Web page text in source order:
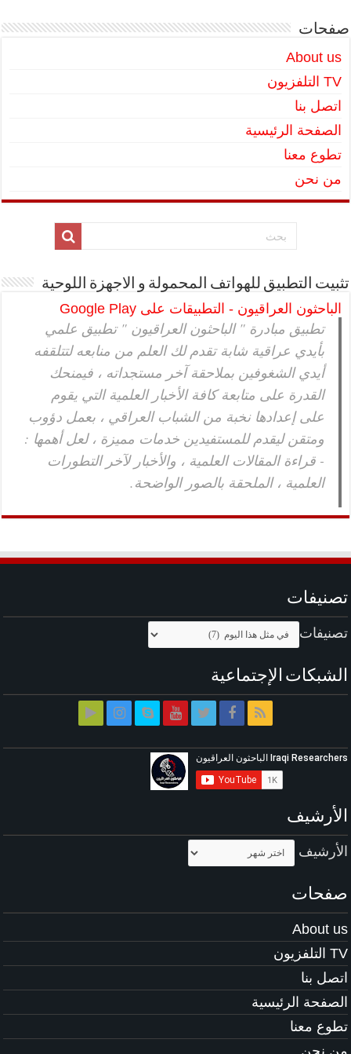
صفحات
About us
TV التلفزيون
اتصل بنا
الصفحة الرئيسية
تطوع معنا
من نحن
تثبيت التطبيق للهواتف المحمولة و الاجهزة اللوحية
الباحثون العراقيون - التطبيقات على Google Play
تطبيق مبادرة " الباحثون العراقيون " تطبيق علمي
بأيدي عراقية شابة تقدم لك العلم من منابعه لتتلقفه
أيدي الشغوفين بملاحقة آخر مستجداته ، فيمنحك
القدرة على متابعة كافة الأخبار العلمية التي يقوم
على إعدادها نخبة من الشباب العراقي ، بعمل دؤوب
ومتقن ليقدم للمستفيدين خدمات مميزة ، لعل أهمها :
- قراءة المقالات العلمية ، والأخبار لآخر التطورات
العلمية ، الملحقة بالصور الواضحة.
تصنيفات
تصنيفات
الشبكات الإجتماعية
الأرشيف
الأرشيف
صفحات
About us
TV التلفزيون
اتصل بنا
الصفحة الرئيسية
تطوع معنا